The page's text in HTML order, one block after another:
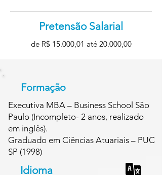
Pretensão Salarial
de R$ 15.000,01 até 20.000,00
Formação
Executiva MBA – Business School São
Paulo (Incompleto- 2 anos, realizado
em inglês).
Graduado em Ciências Atuariais – PUC
SP (1998)
Idioma